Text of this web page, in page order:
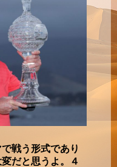
戦う形式であり
だと思うよ。４